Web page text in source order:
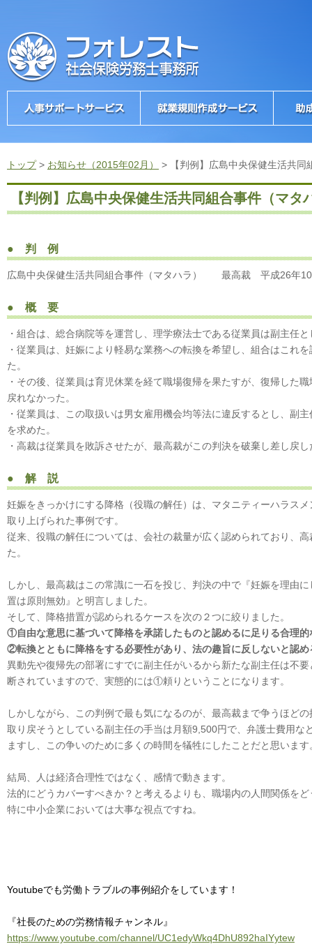
トップ> お知らせ（2015年02月） > 【判例】広島中央保健生活共
【判例】広島中央保健生活共同組合事件（マタ
● 判 例
広島中央保健生活共同組合事件（マタハラ） 最高裁 平成26年
● 概 要
・組合は、総合病院等を運営し、理学療法士である従業員は副主任
・従業員は、妊娠により軽易な業務への転換を希望し、組合はこれ
た。
・その後、従業員は育児休業を経て職場復帰を果たすが、復帰した
戻れなかった。
・従業員は、この取扱いは男女雇用機会均等法に違反するとし、副
を求めた。
・高裁は従業員を敗訴させたが、最高裁がこの判決を破棄し差し戻し
● 解 説
妊娠をきっかけにする降格（役職の解任）は、マタニティーハラス
取り上げられた事例です。
従来、役職の解任については、会社の裁量が広く認められており、
た。
しかし、最高裁はこの常識に一石を投じ、判決の中で『妊娠を理由
置は原則無効』と明言しました。
そして、降格措置が認められるケースを次の２つに絞りました。
①自由な意思に基づいて降格を承諾したものと認めるに足りる合理的
②転換とともに降格をする必要性があり、法の趣旨に反しないと認め
異動先や復帰先の部署にすでに副主任がいるから新たな副主任は不
断されていますので、実態的には①頼りということになります。
しかしながら、この判例で最も気になるのが、最高裁まで争うほど
取り戻そうとしている副主任の手当は月額9,500円で、弁護士費用な
ますし、この争いのために多くの時間を犠牲にしたことだと思います
結局、人は経済合理性ではなく、感情で動きます。
法的にどうカバーすべきか？と考えるよりも、職場内の人間関係を
特に中小企業においては大事な視点ですね。
Youtubeでも労働トラブルの事例紹介をしています！
『社長のための労務情報チャンネル』
https://www.youtube.com/channel/UC1edyWkq4DhU892haIYytew